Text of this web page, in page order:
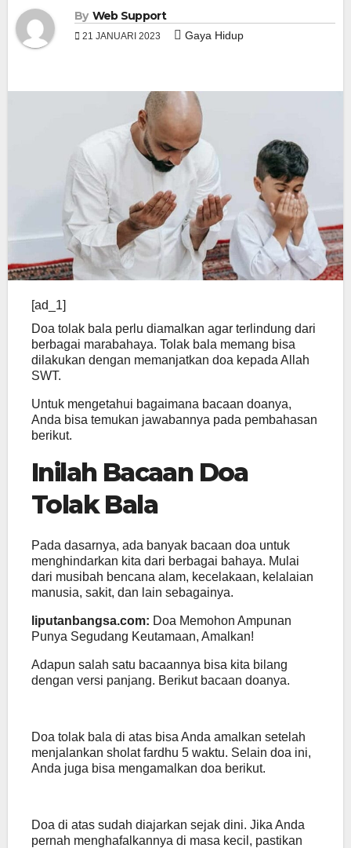
By Web Support
21 JANUARI 2023 Gaya Hidup
[ad_1]
Doa tolak bala perlu diamalkan agar terlindung dari
berbagai marabahaya. Tolak bala memang bisa
dilakukan dengan memanjatkan doa kepada Allah
SWT.
Untuk mengetahui bagaimana bacaan doanya,
Anda bisa temukan jawabannya pada pembahasan
berikut.
Inilah Bacaan Doa
Tolak Bala
Pada dasarnya, ada banyak bacaan doa untuk
menghindarkan kita dari berbagai bahaya. Mulai
dari musibah bencana alam, kecelakaan, kelalaian
manusia, sakit, dan lain sebagainya.
liputanbangsa.com: Doa Memohon Ampunan
Punya Segudang Keutamaan, Amalkan!
Adapun salah satu bacaannya bisa kita bilang
dengan versi panjang. Berikut bacaan doanya.
Doa tolak bala di atas bisa Anda amalkan setelah
menjalankan sholat fardhu 5 waktu. Selain doa ini,
Anda juga bisa mengamalkan doa berikut.
Doa di atas sudah diajarkan sejak dini. Jika Anda
pernah menghafalkannya di masa kecil, pastikan